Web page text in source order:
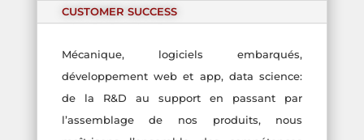
CUSTOMER SUCCESS
Mécanique, logiciels embarqués,
développement web et app, data science:
de la R&D au support en passant par
l’assemblage de nos produits, nous